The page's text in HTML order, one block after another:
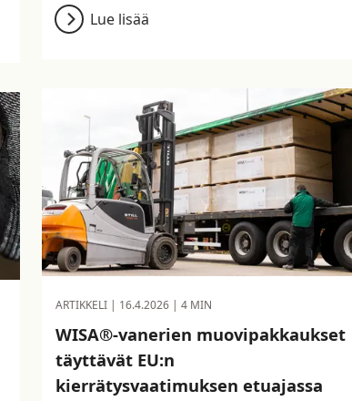
Lue lisää
ARTIKKELI | 16.4.2026 | 4 MIN
WISA®-vanerien muovipakkaukset
täyttävät EU:n
kierrätysvaatimuksen etuajassa